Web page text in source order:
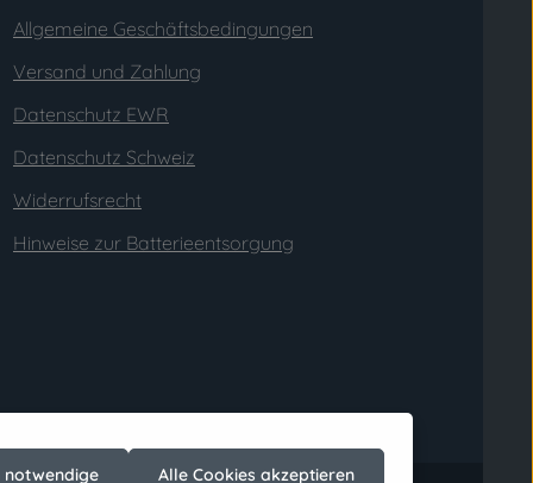
Allgemeine Geschäftsbedingungen
Versand und Zahlung
Datenschutz EWR
Datenschutz Schweiz
Widerrufsrecht
Hinweise zur Batterieentsorgung
notwendige Alle Cookies akzeptieren